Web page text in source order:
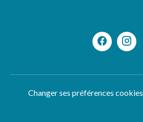
Changer ses préférences cookies